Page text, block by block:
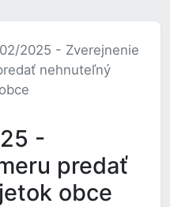
2025 - Zverejnenie
nehnuteľný
-
predať
obce